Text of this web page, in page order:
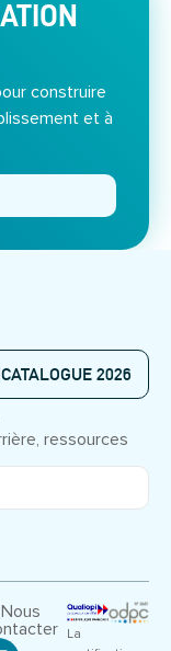
construire
et à
CATALOGUE 2026
ressources
Nous
La